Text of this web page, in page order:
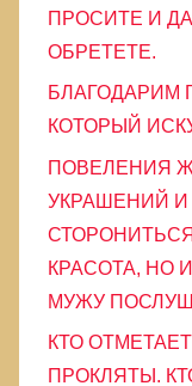
ПРОСИТЕ И
ОБРЕТЕТЕ.
БЛАГОДАРИМ
КОТОРЫЙ
ПОВЕЛЕНИЯ
УКРАШЕНИЙ И
КРАСОТА, НО
МУЖУ
КТО
ПРОКЛЯТЫ.